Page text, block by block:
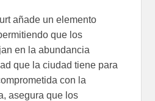
añade un elemento
que los
en la abundancia
que la ciudad tiene para
con la
asegura que los